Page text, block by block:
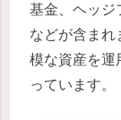
基金、ヘッジ
などが含まれ
模な資産を運
っています。